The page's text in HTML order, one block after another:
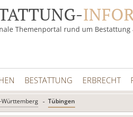
Themenportal rund um Bestattung
BESTATTUNG ERBRECHT
Württemberg Tübingen